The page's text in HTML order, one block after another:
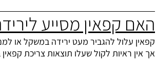
האם קפאין מסייע
קפאין עלול להגביר מעט ירידה במשקל או
אך אין ראיות לקול שעלו תוצאות צריכת